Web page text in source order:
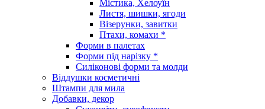
Містика, Хелоуїн
Листя, шишки, ягоди
Візерунки, завитки
Птахи, комахи *
Форми в палетах
Форми під нарізку *
Силіконові форми та молди
Віддушки косметичні
Штампи для мила
Добавки, декор